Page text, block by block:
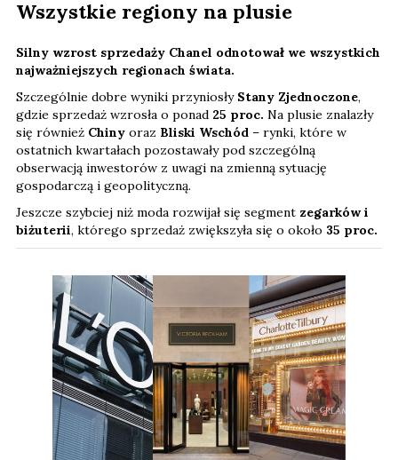
Wszystkie regiony na plusie
Silny wzrost sprzedaży Chanel odnotował we wszystkich
najważniejszych regionach świata.
Szczególnie dobre wyniki przyniosły Stany Zjednoczone,
gdzie sprzedaż wzrosła o ponad 25 proc. Na plusie znalazły
się również Chiny oraz Bliski Wschód – rynki, które w
ostatnich kwartałach pozostawały pod szczególną
obserwacją inwestorów z uwagi na zmienną sytuację
gospodarczą i geopolityczną.
Jeszcze szybciej niż moda rozwijał się segment zegarków i
biżuterii, którego sprzedaż zwiększyła się o około 35 proc.